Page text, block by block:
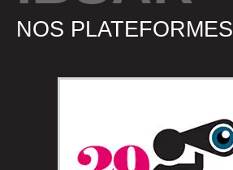
NOS PLATEFORMES